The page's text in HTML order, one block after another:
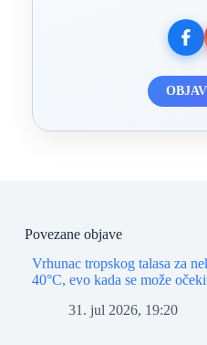
Povezane objave
Vrhunac tropskog talasa za
40°C, evo kada se može
31. jul 2026, 19:20